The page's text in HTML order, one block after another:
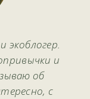
и
об
с